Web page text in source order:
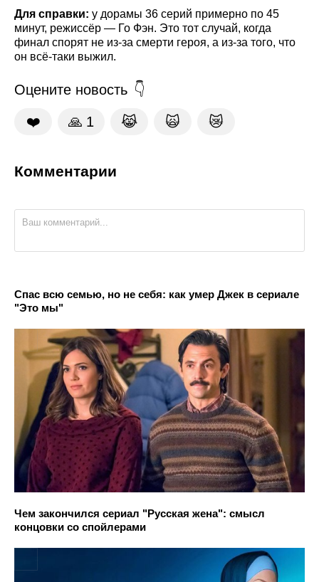
Для справки: у дорамы 36 серий примерно по 45
минут, режиссёр — Го Фэн. Это тот случай, когда
финал спорят не из-за смерти героя, а из-за того, что
он всё-таки выжил.
Оцените новость
❤️ 🙏 1 😹 🙀 😿
Комментарии
Спас всю семью, но не себя: как умер Джек в сериале
"Это мы"
Чем закончился сериал "Русская жена": смысл
концовки со спойлерами